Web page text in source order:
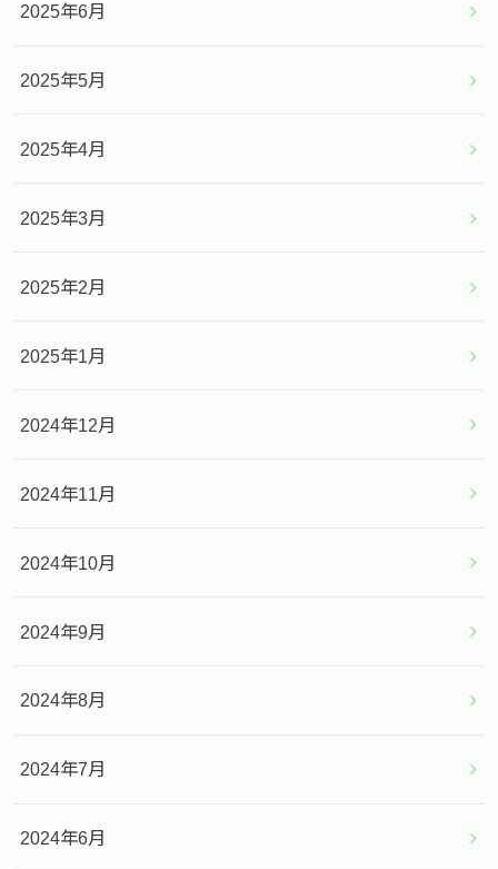
2025年6月
2025年5月
2025年4月
2025年3月
2025年2月
2025年1月
2024年12月
2024年11月
2024年10月
2024年9月
2024年8月
2024年7月
2024年6月